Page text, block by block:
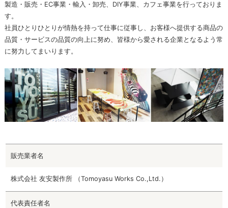
製造・販売・EC事業・輸入・卸売、DIY事業、カフェ事業を行っておりま
す。
社員ひとりひとりが情熱を持って仕事に従事し、お客様へ提供する商品の
品質・サービスの品質の向上に努め、皆様から愛される企業となるよう常
に努力してまいります。
販売業者名
株式会社 友安製作所 （Tomoyasu Works Co.,Ltd.）
代表責任者名